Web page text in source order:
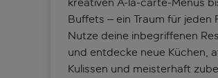
kreativen À-la-carte-Menüs
Buffets – ein Traum für jeden
Nutze deine inbegriffenen
und entdecke neue Küchen,
Kulissen und meisterhaft